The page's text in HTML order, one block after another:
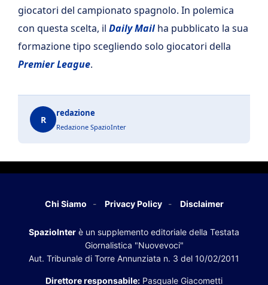
giocatori del campionato spagnolo. In polemica
con questa scelta, il Daily Mail ha pubblicato la sua
formazione tipo scegliendo solo giocatori della
Premier League.
R
redazione
Redazione SpazioInter
Chi Siamo Privacy Policy Disclaimer
SpazioInter è un supplemento editoriale della Testata
Giornalistica "Nuovevoci"
Aut. Tribunale di Torre Annunziata n. 3 del 10/02/2011
Direttore responsabile: Pasquale Giacometti